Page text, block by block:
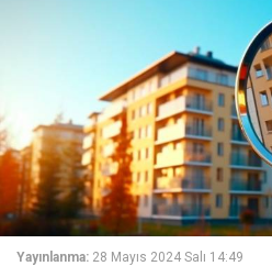
Yayınlanma: 28 Mayıs 2024 Salı 14:49